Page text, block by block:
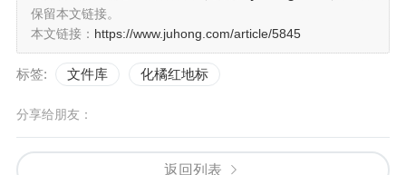
保留本文链接。
本文链接： https://www.juhong.com/article/5845
标签: 文件库 化橘红地标
分享给朋友：
返回列表